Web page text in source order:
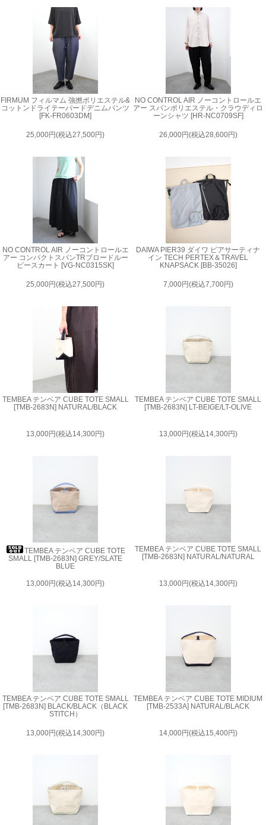
FIRMUM フィルマム 強撚ポリエステル&
コットンドライテーパードデニムパンツ
[FK-FR0603DM]
25,000円(税込27,500円)
NO CONTROL AIR ノーコントロールエ
アー スパンポリエステル・クラウディロ
ーンシャツ [HR-NC0709SF]
26,000円(税込28,600円)
NO CONTROL AIR ノーコントロールエ
アー コンパクトスパンTRブロードルー
ピースカート [VG-NC0315SK]
25,000円(税込27,500円)
DAIWA PIER39 ダイワ ピアサーティナ
イン TECH PERTEX＆TRAVEL
KNAPSACK [BB-35026]
7,000円(税込7,700円)
TEMBEA テンベア CUBE TOTE SMALL
[TMB-2683N] NATURAL/BLACK
13,000円(税込14,300円)
TEMBEA テンベア CUBE TOTE SMALL
[TMB-2683N] LT-BEIGE/LT-OLIVE
13,000円(税込14,300円)
TEMBEA テンベア CUBE TOTE
SMALL [TMB-2683N] GREY/SLATE
BLUE
13,000円(税込14,300円)
TEMBEA テンベア CUBE TOTE SMALL
[TMB-2683N] NATURAL/NATURAL
13,000円(税込14,300円)
TEMBEA テンベア CUBE TOTE SMALL
[TMB-2683N] BLACK/BLACK（BLACK
STITCH）
13,000円(税込14,300円)
TEMBEA テンベア CUBE TOTE MIDIUM
[TMB-2533A] NATURAL/BLACK
14,000円(税込15,400円)